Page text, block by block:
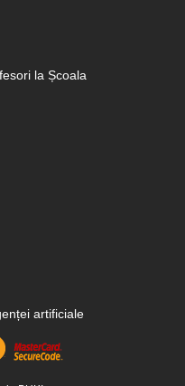
la Școala
artificiale